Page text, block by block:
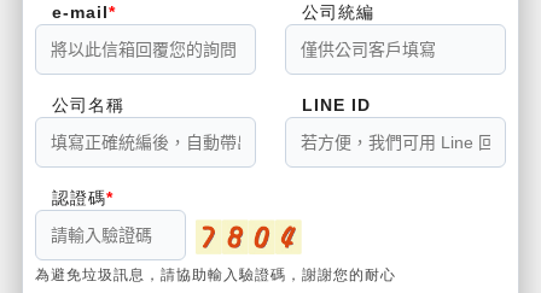
e-mail 公司統編
公司名稱 LINE ID
認證碼
為避免垃圾訊息，請協助輸入驗證碼，謝謝您的耐心